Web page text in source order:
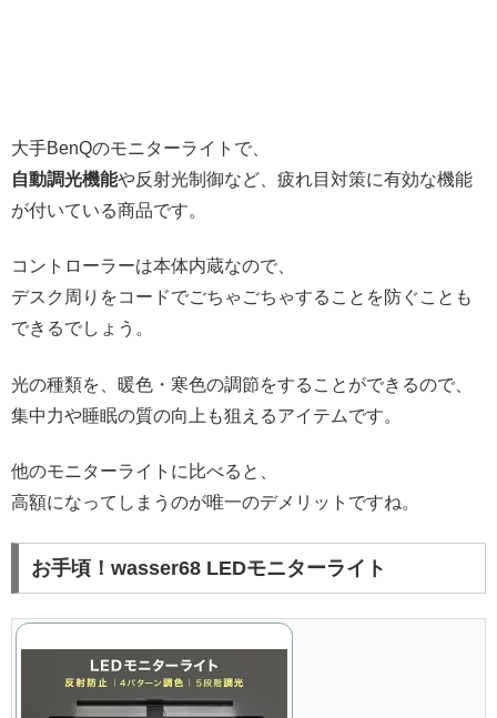
大手BenQのモニターライトで、
自動調光機能や反射光制御など、疲れ目対策に有効な機能
が付いている商品です。
コントローラーは本体内蔵なので、
デスク周りをコードでごちゃごちゃすることを防ぐことも
できるでしょう。
光の種類を、暖色・寒色の調節をすることができるので、
集中力や睡眠の質の向上も狙えるアイテムです。
他のモニターライトに比べると、
高額になってしまうのが唯一のデメリットですね。
お手頃！wasser68 LEDモニターライト